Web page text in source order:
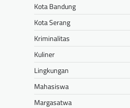
Kota Bandung
Kota Serang
Kriminalitas
Kuliner
Lingkungan
Mahasiswa
Margasatwa